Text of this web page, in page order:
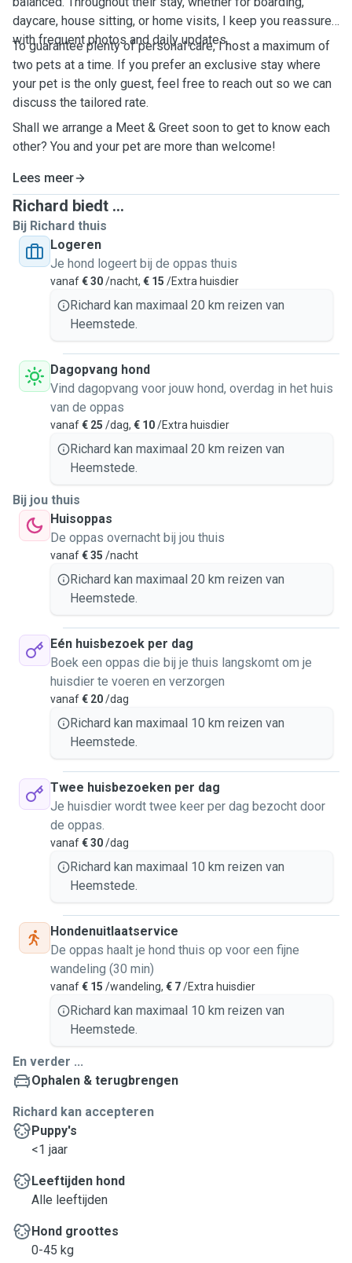
daycare, house sitting, or home visits, I keep you reassured
with frequent photos and daily updates.
To guarantee plenty of personal care, I host a maximum of
two pets at a time. If you prefer an exclusive stay where
your pet is the only guest, feel free to reach out so we can
discuss the tailored rate.
Shall we arrange a Meet & Greet soon to get to know each
other? You and your pet are more than welcome!
Lees meer
Richard biedt ...
Bij Richard thuis
Logeren
Je hond logeert bij de oppas thuis
vanaf€ 30/nacht, € 15 /Extra huisdier
Richard kan maximaal 20 km reizen van
Heemstede.
Dagopvang hond
Vind dagopvang voor jouw hond, overdag in het huis
van de oppas
vanaf€ 25 /dag, € 10/Extra huisdier
Richard kan maximaal 20 km reizen van
Heemstede.
Bij jou thuis
Huisoppas
De oppas overnacht bij jou thuis
vanaf€ 35 /nacht
Richard kan maximaal 20 km reizen van
Heemstede.
Eén huisbezoek per dag
Boek een oppas die bij je thuis langskomt om je
huisdier te voeren en verzorgen
vanaf€ 20/dag
Richard kan maximaal 10 km reizen van
Heemstede.
Twee huisbezoeken per dag
Je huisdier wordt twee keer per dag bezocht door
de oppas.
vanaf€ 30/dag
Richard kan maximaal 10 km reizen van
Heemstede.
Hondenuitlaatservice
De oppas haalt je hond thuis op voor een fijne
wandeling (30 min)
vanaf€ 15 /wandeling, € 7/Extra huisdier
Richard kan maximaal 10 km reizen van
Heemstede.
En verder ...
Ophalen & terugbrengen
Richard kan accepteren
Puppy's
<1 jaar
Leeftijden hond
Alle leeftijden
Hond groottes
0-45 kg